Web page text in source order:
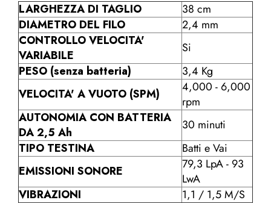
LARGHEZZA DI TAGLIO
38 cm
DIAMETRO DEL FILO
2,4 mm
CONTROLLO VELOCITA'
VARIABILE
Si
PESO (senza batteria)
3,4 Kg
VELOCITA' A VUOTO (SPM)
4,000 - 6,000
rpm
AUTONOMIA CON BATTERIA
DA 2,5 Ah
30 minuti
TIPO TESTINA
Batti e Vai
EMISSIONI SONORE
79,3 LpA - 93
LwA
VIBRAZIONI
1,1 / 1,5 M/S